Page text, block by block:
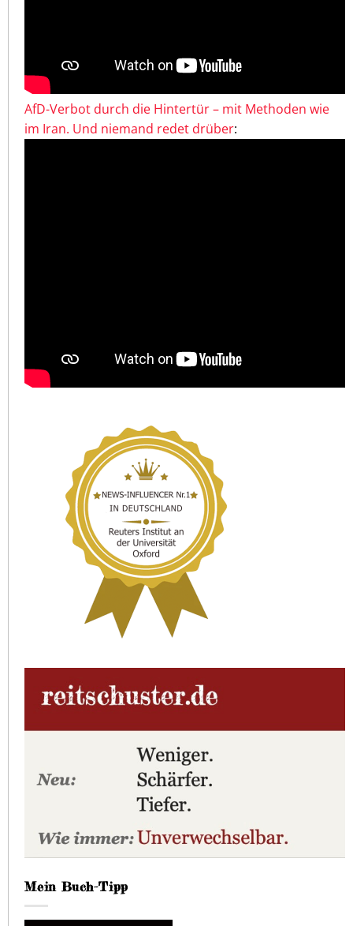
AfD-Verbot durch die Hintertür – mit Methoden wie
im Iran. Und niemand redet drüber:
Mein Buch-Tipp